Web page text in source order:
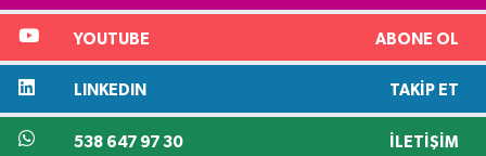
YOUTUBE ABONE OL
LINKEDIN TAKIP ET
538 647 97 30 İLETIŞIM